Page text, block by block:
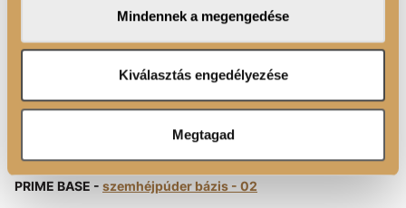
adatait, akik kombinálhatják az adatokat más olyan
adatokkal, amelyeket Ön adott meg számukra vagy az
Ön által használt más szolgáltatásokból gyűjtöttek.
Mindennek a megengedése
Kiválasztás engedélyezése
Megtagad
✔ Tökéletes alap a mindennapi és alkalmi szemsminkhez
✔ Természetes tónus, tapadó textúra
PRIME BASE - szemhéjpúder bázis - 02